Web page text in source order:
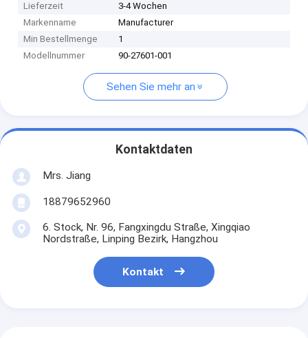
Lieferzeit
3-4 Wochen
Markenname
Manufacturer
Min Bestellmenge
1
Modellnummer
90-27601-001
Sehen Sie mehr an
Kontaktdaten
Mrs. Jiang
18879652960
6. Stock, Nr. 96, Fangxingdu Straße, Xingqiao
Nordstraße, Linping Bezirk, Hangzhou
Kontakt